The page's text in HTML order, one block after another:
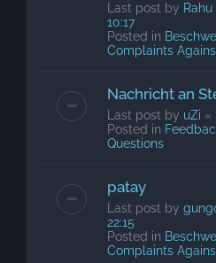
Last post by Rahu
10:17
Posted in
Complaints
Nachricht an
Last post by uZi «
Posted in
Questions
patay
Last post by
22:15
Posted in
Complaints